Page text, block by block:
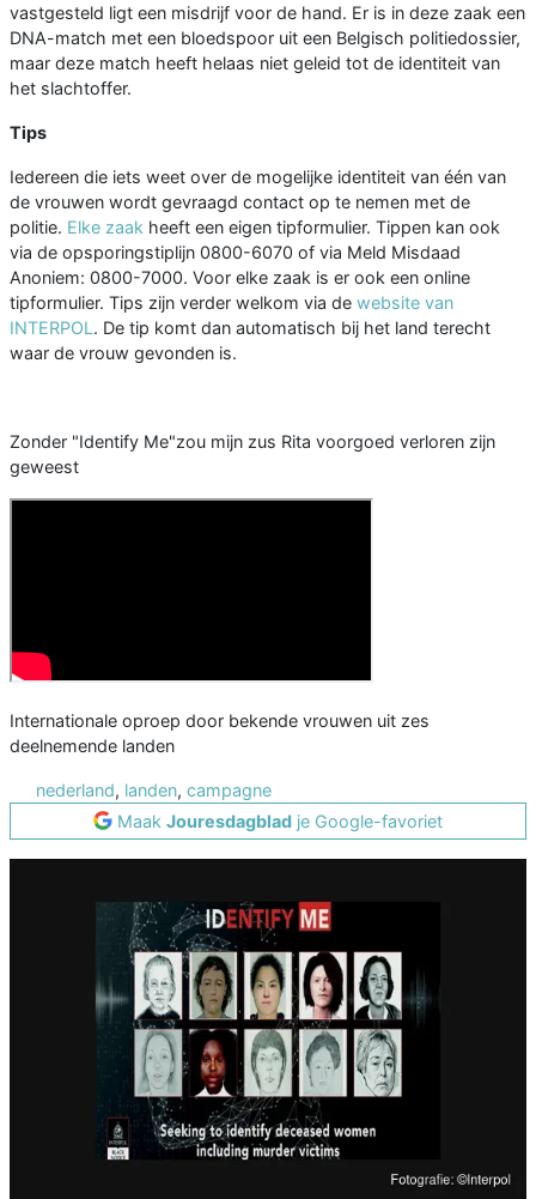
vastgesteld ligt een misdrijf voor de hand. Er is in deze zaak een
DNA-match met een bloedspoor uit een Belgisch politiedossier,
maar deze match heeft helaas niet geleid tot de identiteit van
het slachtoffer.
Tips
Iedereen die iets weet over de mogelijke identiteit van één van
de vrouwen wordt gevraagd contact op te nemen met de
politie. Elke zaak heeft een eigen tipformulier. Tippen kan ook
via de opsporingstiplijn 0800-6070 of via Meld Misdaad
Anoniem: 0800-7000. Voor elke zaak is er ook een online
tipformulier. Tips zijn verder welkom via de website van
INTERPOL . De tip komt dan automatisch bij het land terecht
waar de vrouw gevonden is.
Zonder "Identify Me"zou mijn zus Rita voorgoed verloren zijn
geweest
Internationale oproep door bekende vrouwen uit zes
deelnemende landen
nederland, landen, campagne
Maak Jouresdagblad je Google-favoriet